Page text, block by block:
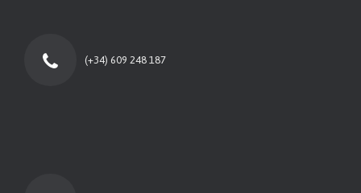
(+34) 609 248 187